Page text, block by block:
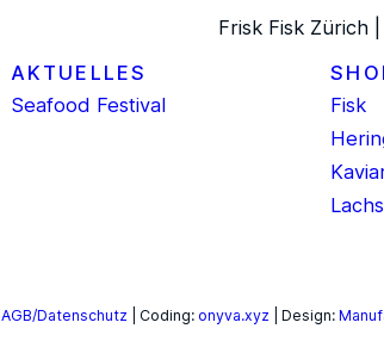
Frisk Fisk Zürich
AKTUELLES
Seafood Festival
Fisk
Lachs
AGB/Datenschutz | Coding: onyva.xyz | Design: